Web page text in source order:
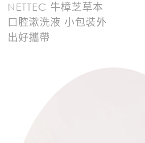
NETTEC 牛樟芝草本
口腔漱洗液 小包裝外
出好攜帶